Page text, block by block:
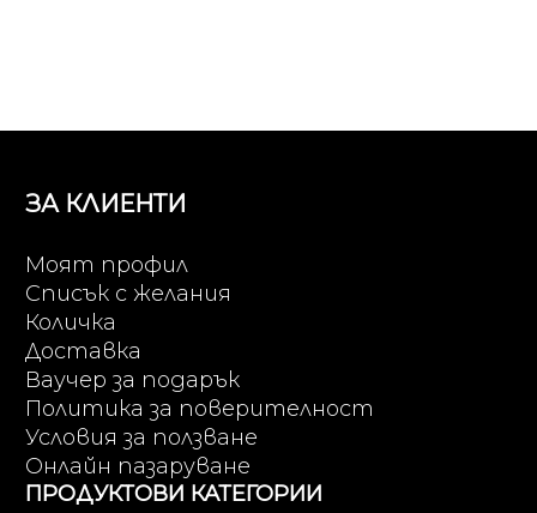
ЗА КЛИЕНТИ
Моят профил
Списък с желания
Количка
Доставка
Ваучер за подарък
Политика за поверителност
Условия за ползване
Онлайн пазаруване
ПРОДУКТОВИ КАТЕГОРИИ